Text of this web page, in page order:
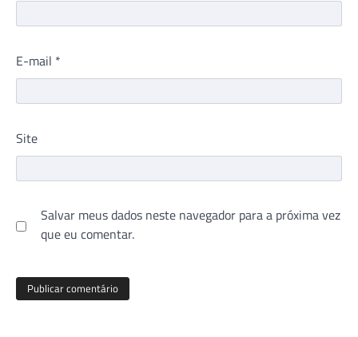
E-mail *
Site
Salvar meus dados neste navegador para a próxima vez
que eu comentar.